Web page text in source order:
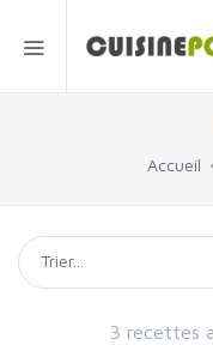
Accueil
3 recettes